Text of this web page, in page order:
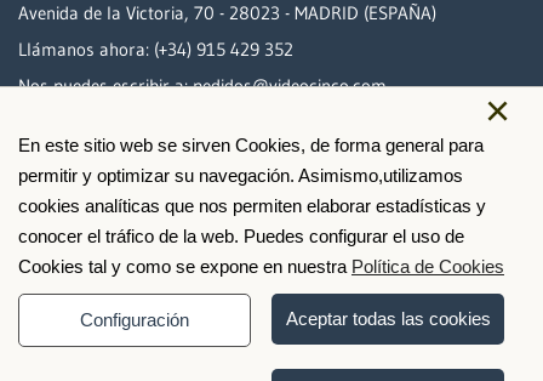
×
En este sitio web se sirven Cookies, de forma general para
permitir y optimizar su navegación. Asimismo,utilizamos
cookies analíticas que nos permiten elaborar estadísticas y
conocer el tráfico de la web. Puedes configurar el uso de
Cookies tal y como se expone en nuestra Política de Cookies
Configuración Aceptar todas las cookies
Avenida de la Victoria, 70 - 28023 - MADRID (ESPAÑA)
Llámanos ahora: (+34) 915 429 352
Nos puedes escribir a:pedidos@videocinco.com
PAGO SEGURO